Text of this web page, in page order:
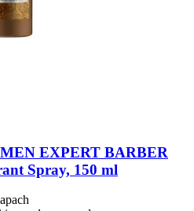
MEN EXPERT BARBER
Spray, 150 ml